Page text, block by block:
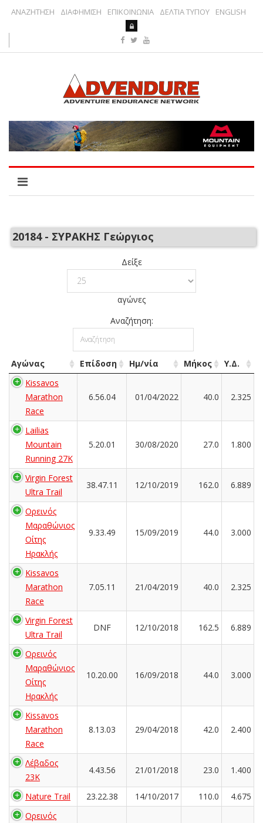
ΑΝΑΖΗΤΗΣΗ ΔΙΑΦΗΜΙΣΗ ΕΠΙΚΟΙΝΩΝΙΑ ΔΕΛΤΙΑ ΤΥΠΟΥ ENGLISH
20184 - ΣΥΡΑΚΗΣ Γεώργιος
Δείξε
αγώνες
Αναζήτηση:
Αγώνας Επίδοση Ημ/νία Μήκος
Υ.Δ.
Kissavos
Marathon
Race
6.56.04 01/04/2022 40.0 2.325
Lailias
Mountain
Running 27K
5.20.01 30/08/2020 27.0 1.800
Virgin Forest
Ultra Trail
38.47.11 12/10/2019 162.0 6.889
Ορεινός
Μαραθώνιος
Οίτης
Ηρακλής
9.33.49 15/09/2019 44.0 3.000
Kissavos
Marathon
Race
7.05.11 21/04/2019 40.0 2.325
Virgin Forest
Ultra Trail
DNF 12/10/2018 162.5 6.889
Ορεινός
Μαραθώνιος
Οίτης
Ηρακλής
10.20.00 16/09/2018 44.0 3.000
Kissavos
Marathon
Race
8.13.03 29/04/2018 42.0 2.400
Λέβαδος
23Κ
4.43.56 21/01/2018 23.0 1.400
Nature Trail 23.22.38 14/10/2017 110.0
4.675
Ορεινός